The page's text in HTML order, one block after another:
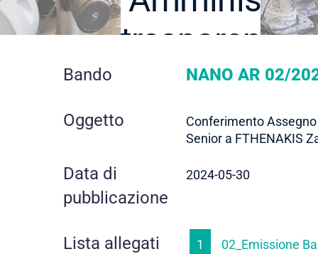
trasparente
dettaglio
contratto
Bando NANO AR 02/
Oggetto
Conferimento
Senior a FTHENAKIS
Data di
pubblicazione
2024-05-30
Lista allegati 1
02_Emissione